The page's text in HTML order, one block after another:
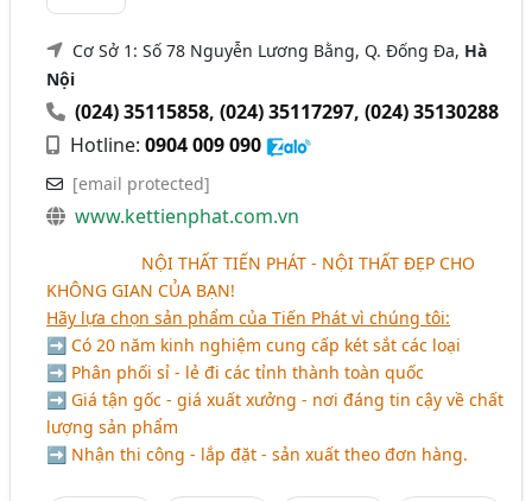
Cơ Sở 1: Số 78 Nguyễn Lương Bằng, Q. Đống Đa, Hà
Nội
(024) 35115858,(024) 35117297,(024) 35130288
Hotline:0904 009 090
[email protected]
www.kettienphat.com.vn
NỘI THẤT TIẾN PHÁT - NỘI THẤT ĐẸP CHO
KHÔNG GIAN CỦA BẠN!
Hãy lựa chọn sản phẩm của Tiến Phát vì chúng tôi:
➡ Có 20 năm kinh nghiệm cung cấp két sắt các loại
➡ Phân phối sỉ - lẻ đi các tỉnh thành toàn quốc
➡ Giá tận gốc - giá xuất xưởng - nơi đáng tin cậy về chất
lượng sản phẩm
➡ Nhận thi công - lắp đặt - sản xuất theo đơn hàng.